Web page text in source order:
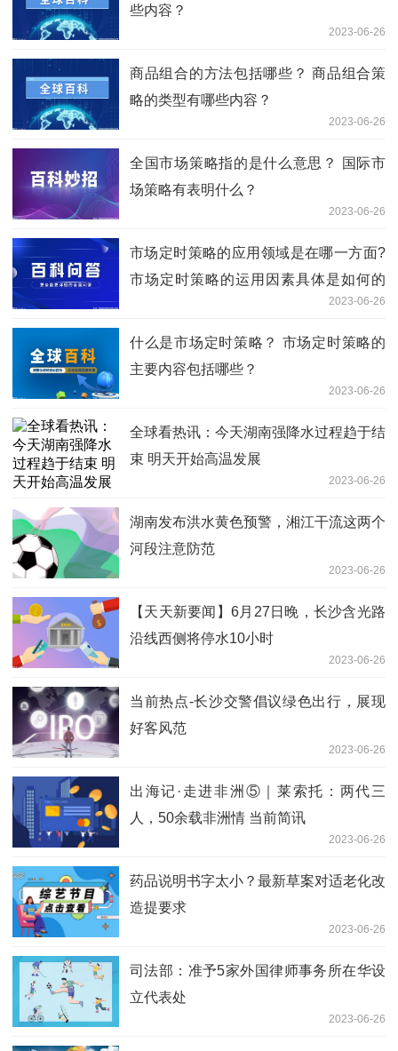
些内容？
2023-06-26
商品组合的方法包括哪些？ 商品组合策
略的类型有哪些内容？
2023-06-26
全国市场策略指的是什么意思？ 国际市
场策略有表明什么？
2023-06-26
市场定时策略的应用领域是在哪一方面?
市场定时策略的运用因素具体是如何的
2023-06-26
什么是市场定时策略？ 市场定时策略的
主要内容包括哪些？
2023-06-26
全球看热讯：今天湖南强降水过程趋于结
束 明天开始高温发展
2023-06-26
湖南发布洪水黄色预警，湘江干流这两个
河段注意防范
2023-06-26
【天天新要闻】6月27日晚，长沙含光路
沿线西侧将停水10小时
2023-06-26
当前热点-长沙交警倡议绿色出行，展现
好客风范
2023-06-26
出海记·走进非洲⑤｜莱索托：两代三
人，50余载非洲情 当前简讯
2023-06-26
药品说明书字太小？最新草案对适老化改
造提要求
2023-06-26
司法部：准予5家外国律师事务所在华设
立代表处
2023-06-26